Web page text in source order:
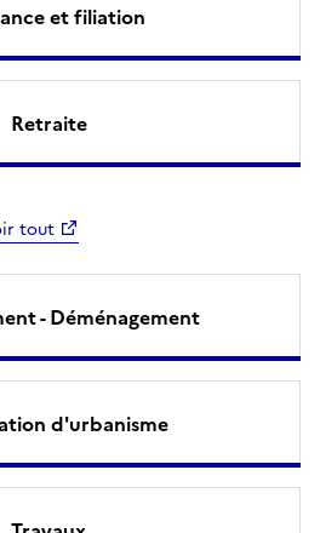
et filiation
Retraite
tout
- Déménagement
d'urbanisme